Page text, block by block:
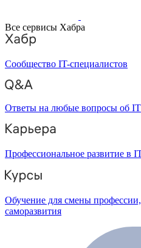
Все сервисы Хабра
Сообщество IT-специалистов
Ответы на любые вопросы об IT
Профессиональное развитие в
Обучение для смены профессии,
саморазвития